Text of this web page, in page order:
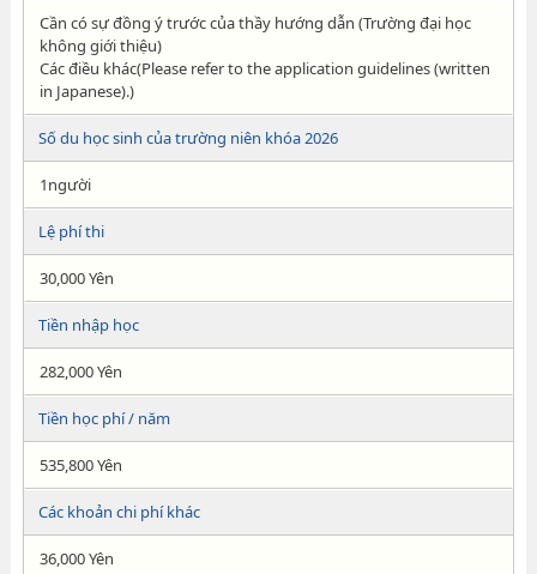
Cần có sự đồng ý trước của thầy hướng dẫn (Trường đại học
không giới thiệu)
Các điều khác(Please refer to the application guidelines (written
in Japanese).)
Số du học sinh của trường niên khóa 2026
1người
Lệ phí thi
30,000 Yên
Tiền nhập học
282,000 Yên
Tiền học phí / năm
535,800 Yên
Các khoản chi phí khác
36,000 Yên